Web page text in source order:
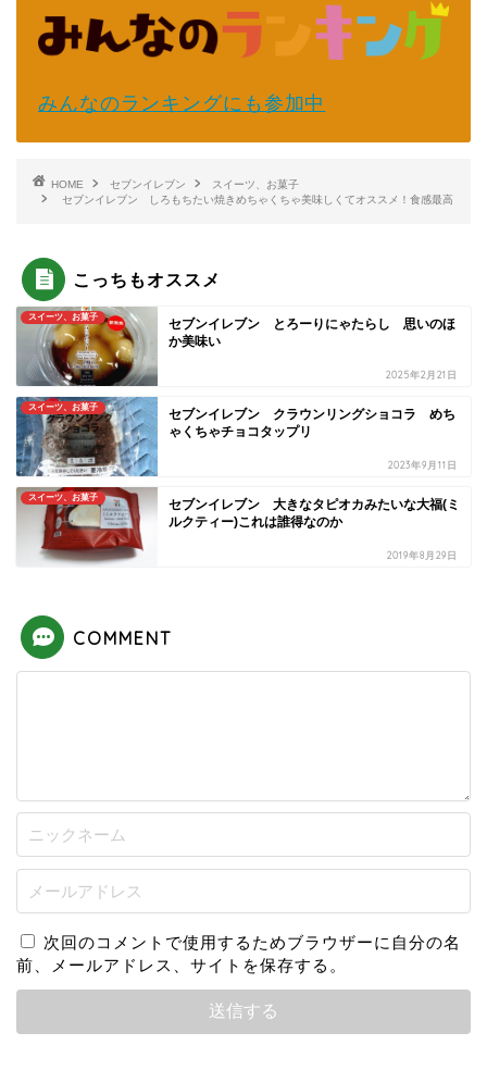
みんなのランキングにも参加中
HOME セブンイレブン
スイーツ、お菓子
セブンイレブン しろもちたい焼きめちゃくちゃ美味しくてオススメ！食感最高
こっちもオススメ
スイーツ、お菓子
セブンイレブン とろーりにゃたらし 思いのほ
か美味い
2025年2月21日
スイーツ、お菓子
セブンイレブン クラウンリングショコラ めち
ゃくちゃチョコタップリ
2023年9月11日
スイーツ、お菓子
セブンイレブン 大きなタピオカみたいな大福(ミ
ルクティー)これは誰得なのか
2019年8月29日
COMMENT
次回のコメントで使用するためブラウザーに自分の名
前、メールアドレス、サイトを保存する。